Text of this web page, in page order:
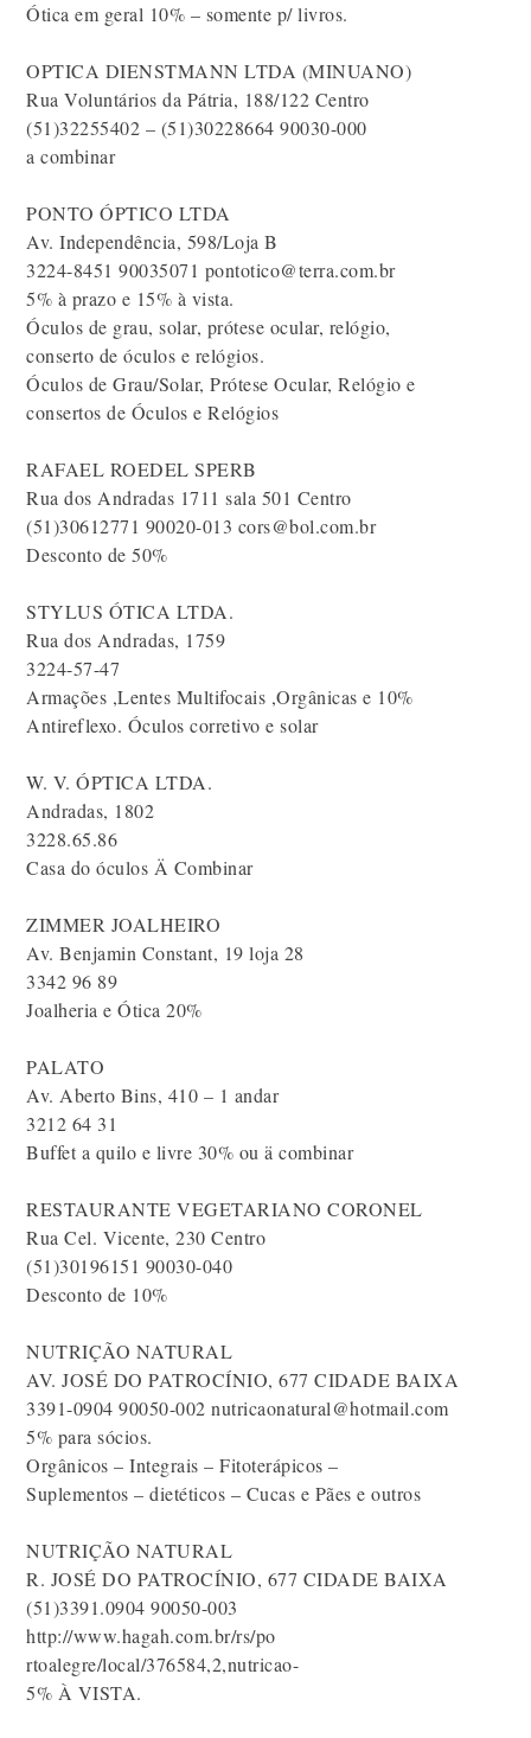
Ótica em geral 10% – somente p/ livros.
OPTICA DIENSTMANN LTDA (MINUANO)
Rua Voluntários da Pátria, 188/122 Centro
(51)32255402 – (51)30228664 90030-000
a combinar
PONTO ÓPTICO LTDA
Av. Independência, 598/Loja B
3224-8451 90035071 pontotico@terra.com.br
5% à prazo e 15% à vista.
Óculos de grau, solar, prótese ocular, relógio,
conserto de óculos e relógios.
Óculos de Grau/Solar, Prótese Ocular, Relógio e
consertos de Óculos e Relógios
RAFAEL ROEDEL SPERB
Rua dos Andradas 1711 sala 501 Centro
(51)30612771 90020-013 cors@bol.com.br
Desconto de 50%
STYLUS ÓTICA LTDA.
Rua dos Andradas, 1759
3224-57-47
Armações ,Lentes Multifocais ,Orgânicas e 10%
Antireflexo. Óculos corretivo e solar
W. V. ÓPTICA LTDA.
Andradas, 1802
3228.65.86
Casa do óculos Ä Combinar
ZIMMER JOALHEIRO
Av. Benjamin Constant, 19 loja 28
3342 96 89
Joalheria e Ótica 20%
PALATO
Av. Aberto Bins, 410 – 1 andar
3212 64 31
Buffet a quilo e livre 30% ou ä combinar
RESTAURANTE VEGETARIANO CORONEL
Rua Cel. Vicente, 230 Centro
(51)30196151 90030-040
Desconto de 10%
NUTRIÇÃO NATURAL
AV. JOSÉ DO PATROCÍNIO, 677 CIDADE BAIXA
3391-0904 90050-002 nutricaonatural@hotmail.com
5% para sócios.
Orgânicos – Integrais – Fitoterápicos –
Suplementos – dietéticos – Cucas e Pães e outros
NUTRIÇÃO NATURAL
R. JOSÉ DO PATROCÍNIO, 677 CIDADE BAIXA
(51)3391.0904 90050-003
http://www.hagah.com.br/rs/po
rtoalegre/local/376584,2,nutricao-
5% À VISTA.